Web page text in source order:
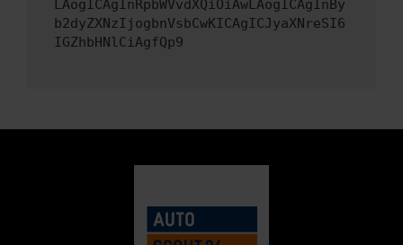
LAogICAgInRpbWVvdXQiOiAwLAogICAgInBy
b2dyZXNzIjogbnVsbCwKICAgICJyaXNreSI6
IGZhbHNlCiAgfQp9